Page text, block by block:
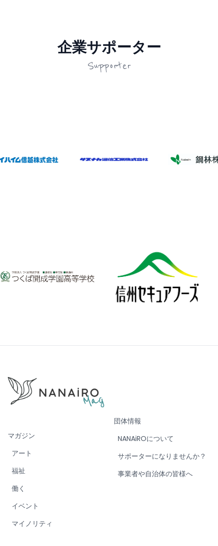
企業サポーター
Supporter
マガジン
アート
福祉
働く
イベント
マイノリティ
団体情報
NANAiROについて
サポーターになりませんか？
事業者や自治体の皆様へ